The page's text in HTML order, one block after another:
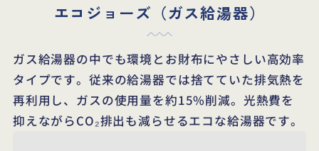
エコジョーズ（ガス給湯器）
ガス給湯器の中でも環境とお財布にやさしい高効率
タイプです。従来の給湯器では捨てていた排気熱を
再利用し、ガスの使用量を約15%削減。光熱費を
抑えながらCO₂排出も減らせるエコな給湯器です。